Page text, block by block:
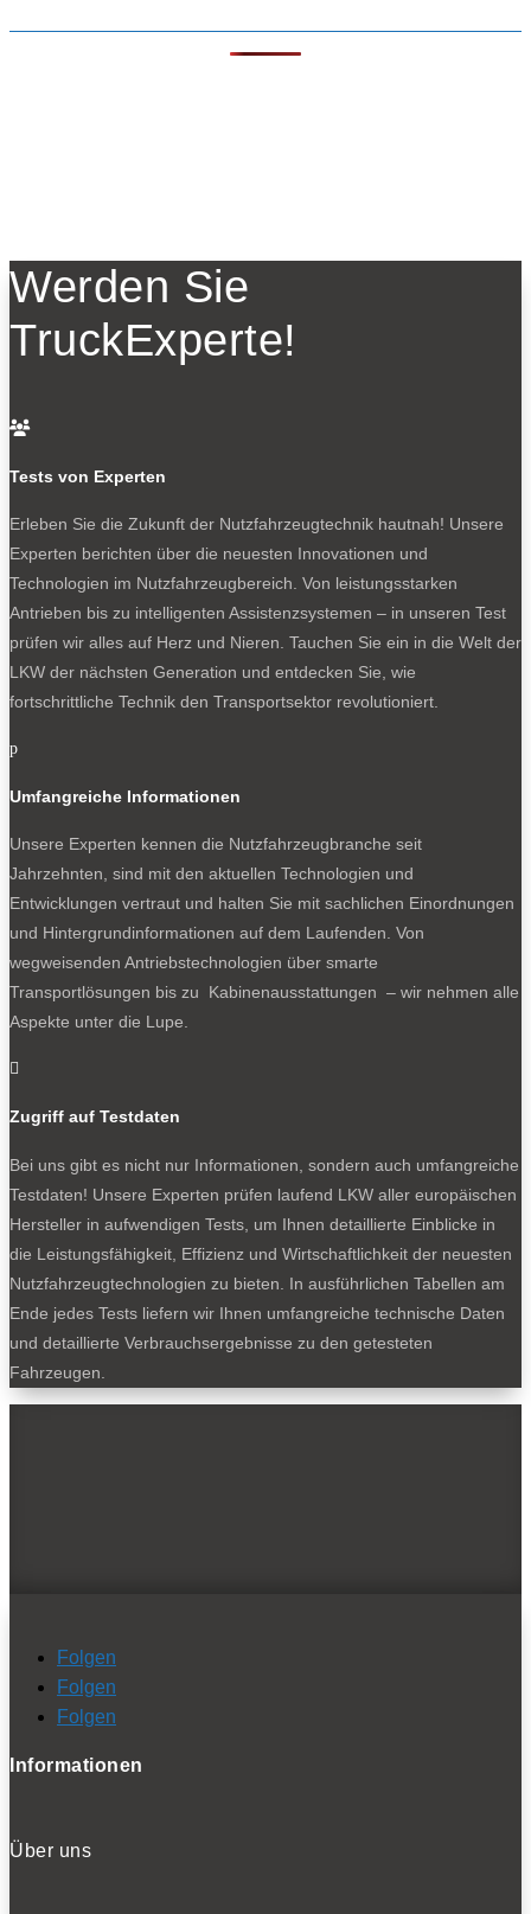
Werden Sie
TruckExperte!

Tests von Experten
Erleben Sie die Zukunft der Nutzfahrzeugtechnik hautnah! Unsere
Experten berichten über die neuesten Innovationen und
Technologien im Nutzfahrzeugbereich. Von leistungsstarken
Antrieben bis zu intelligenten Assistenzsystemen – in unseren Test
prüfen wir alles auf Herz und Nieren. Tauchen Sie ein in die Welt der
LKW der nächsten Generation und entdecken Sie, wie
fortschrittliche Technik den Transportsektor revolutioniert.
p
Umfangreiche Informationen
Unsere Experten kennen die Nutzfahrzeugbranche seit
Jahrzehnten, sind mit den aktuellen Technologien und
Entwicklungen vertraut und halten Sie mit sachlichen Einordnungen
und Hintergrundinformationen auf dem Laufenden. Von
wegweisenden Antriebstechnologien über smarte
Transportlösungen bis zu Kabinenausstattungen – wir nehmen alle
Aspekte unter die Lupe.

Zugriff auf Testdaten
Bei uns gibt es nicht nur Informationen, sondern auch umfangreiche
Testdaten! Unsere Experten prüfen laufend LKW aller europäischen
Hersteller in aufwendigen Tests, um Ihnen detaillierte Einblicke in
die Leistungsfähigkeit, Effizienz und Wirtschaftlichkeit der neuesten
Nutzfahrzeugtechnologien zu bieten. In ausführlichen Tabellen am
Ende jedes Tests liefern wir Ihnen umfangreiche technische Daten
und detaillierte Verbrauchsergebnisse zu den getesteten
Fahrzeugen.
Folgen
Folgen
Folgen
Informationen
Über uns